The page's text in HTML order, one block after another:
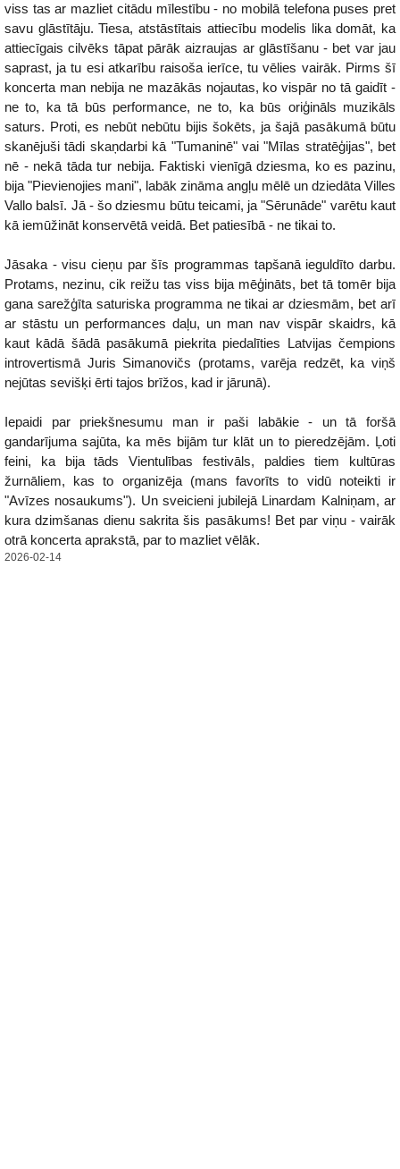
viss tas ar mazliet citādu mīlestību - no mobilā telefona puses pret
savu glāstītāju. Tiesa, atstāstītais attiecību modelis lika domāt, ka
attiecīgais cilvēks tāpat pārāk aizraujas ar glāstīšanu - bet var jau
saprast, ja tu esi atkarību raisoša ierīce, tu vēlies vairāk. Pirms šī
koncerta man nebija ne mazākās nojautas, ko vispār no tā gaidīt -
ne to, ka tā būs performance, ne to, ka būs oriģināls muzikāls
saturs. Proti, es nebūt nebūtu bijis šokēts, ja šajā pasākumā būtu
skanējuši tādi skaņdarbi kā "Tumaninē" vai "Mīlas stratēģijas", bet
nē - nekā tāda tur nebija. Faktiski vienīgā dziesma, ko es pazinu,
bija "Pievienojies mani", labāk zināma angļu mēlē un dziedāta Villes
Vallo balsī. Jā - šo dziesmu būtu teicami, ja "Sērunāde" varētu kaut
kā iemūžināt konservētā veidā. Bet patiesībā - ne tikai to.
Jāsaka - visu cieņu par šīs programmas tapšanā ieguldīto darbu.
Protams, nezinu, cik reižu tas viss bija mēģināts, bet tā tomēr bija
gana sarežģīta saturiska programma ne tikai ar dziesmām, bet arī
ar stāstu un performances daļu, un man nav vispār skaidrs, kā
kaut kādā šādā pasākumā piekrita piedalīties Latvijas čempions
introvertismā Juris Simanovičs (protams, varēja redzēt, ka viņš
nejūtas sevišķi ērti tajos brīžos, kad ir jārunā).
Iepaidi par priekšnesumu man ir paši labākie - un tā foršā
gandarījuma sajūta, ka mēs bijām tur klāt un to pieredzējām. Ļoti
feini, ka bija tāds Vientulības festivāls, paldies tiem kultūras
žurnāliem, kas to organizēja (mans favorīts to vidū noteikti ir
"Avīzes nosaukums"). Un sveicieni jubilejā Linardam Kalniņam, ar
kura dzimšanas dienu sakrita šis pasākums! Bet par viņu - vairāk
otrā koncerta aprakstā, par to mazliet vēlāk.
2026-02-14